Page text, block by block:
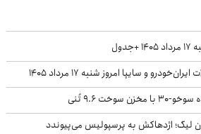
و سایپا امروز شنبه ۱۷ مرداد ۱۴۰۵
لیگ؛ اژدهاکش به پرسپولیس می‌پیوندد